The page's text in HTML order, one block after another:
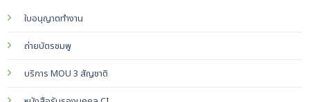
ใบอนุญาตทำงาน
ถ่ายบัตรชมพู
บริการ MOU 3 สัญชาติ